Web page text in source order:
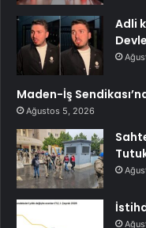
Adli
Maden-İş
Ağustos 5, 2026